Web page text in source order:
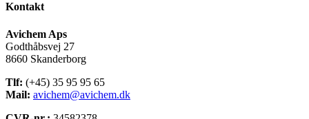
Kontakt
Avichem Aps
Godthåbsvej 27
8660 Skanderborg
Tlf: (+45) 35 95 95 65
Mail: avichem@avichem.dk